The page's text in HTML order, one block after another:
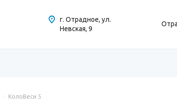
г. Отрадное, ул.
Невская, 9
КолоВеси 5